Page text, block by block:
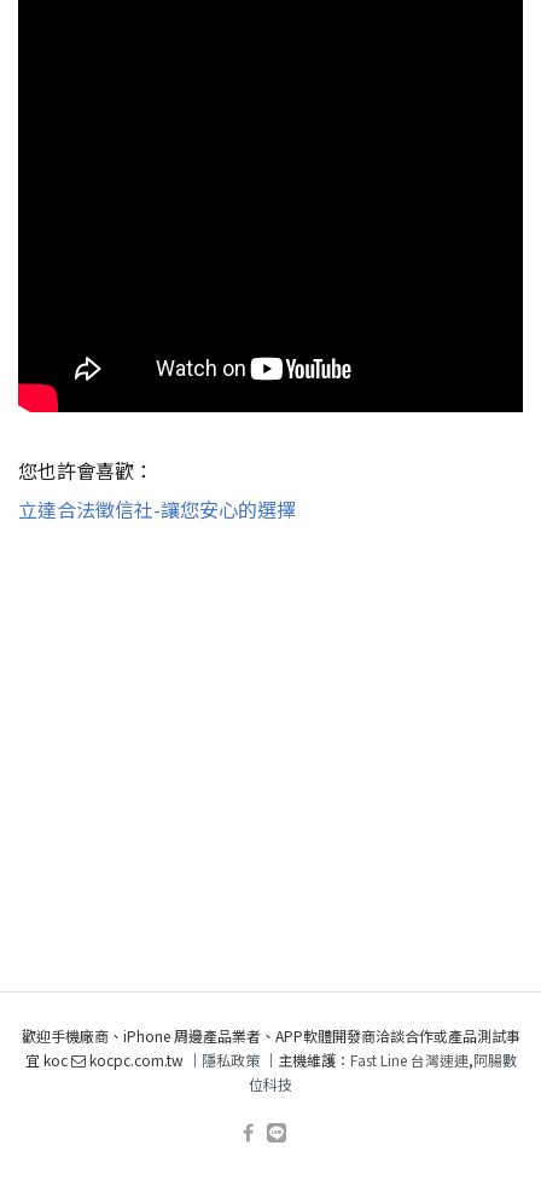
您也許會喜歡：
立達合法徵信社-讓您安心的選擇
歡迎手機廠商、iPhone 周邊產品業者、APP軟體開發商洽談合作或產品測試事
宜 koc
kocpc.com.tw ｜ 隱私政策｜主機維護： Fast Line 台灣速連,阿腸數
位科技